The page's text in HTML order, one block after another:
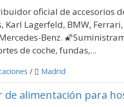
oficial de accesorios
Karl Lagerfeld, BMW,
Benz.
de coche, fundas,...
/ Madrid
de alimentación para